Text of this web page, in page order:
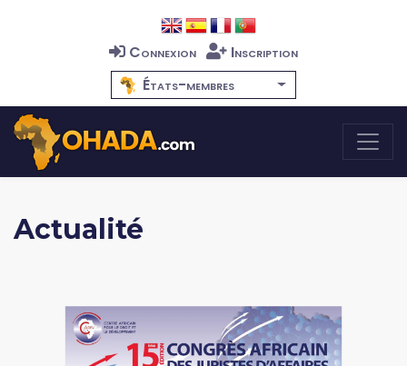
Connexion
Inscription
États-membres
Actualité